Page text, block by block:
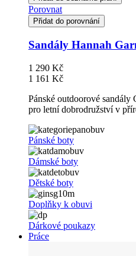
Porovnat
Přidat do porovnání
Sandály Hannah
1 290 Kč
1 161 Kč
Pánské outdoorové
pro letní dobrodružství v
Pánské boty
Dámské boty
Dětské boty
Doplňky k obuvi
Dárkové poukazy
Práce